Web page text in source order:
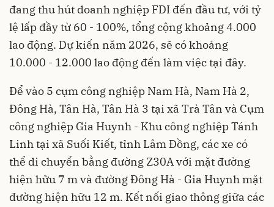
đang thu hút doanh nghiệp FDI đến đầu tư, với tỷ
lệ lấp đầy từ 60 - 100%, tổng cộng khoảng 4.000
lao động. Dự kiến năm 2026, sẽ có khoảng
10.000 - 12.000 lao động đến làm việc tại đây.
Để vào 5 cụm công nghiệp Nam Hà, Nam Hà 2,
Đông Hà, Tân Hà, Tân Hà 3 tại xã Trà Tân và Cụm
công nghiệp Gia Huynh - Khu công nghiệp Tánh
Linh tại xã Suối Kiết, tỉnh Lâm Đồng, các xe có
thể di chuyển bằng đường Z30A với mặt đường
hiện hữu 7 m và đường Đông Hà - Gia Huynh mặt
đường hiện hữu 12 m. Kết nối giao thông giữa các